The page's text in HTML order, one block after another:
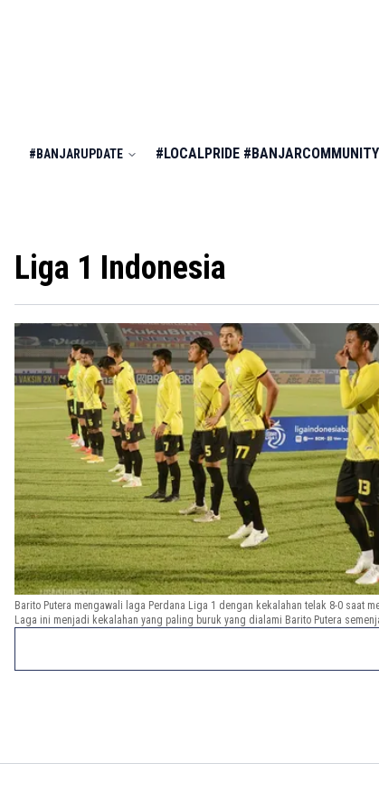
#BANJARUPDATE #LOCALPRIDE #BANJARCOMMUNITY
Liga 1 Indonesia
Barito Putera mengawali laga Perdana Liga 1 dengan kekalahan telak 8-0 saat
Laga ini menjadi kekalahan yang paling buruk yang dialami Barito Putera